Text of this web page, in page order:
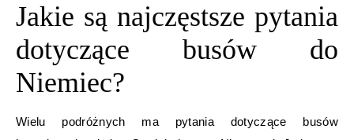
Jakie są najczęstsze pytania
dotyczące busów do
Niemiec?
Wielu podróżnych ma pytania dotyczące busów